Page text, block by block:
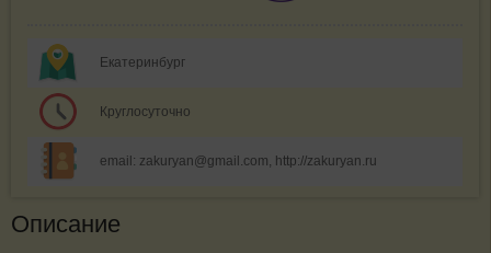
Екатеринбург
Круглосуточно
email: zakuryan@gmail.com, http://zakuryan.ru
Описание